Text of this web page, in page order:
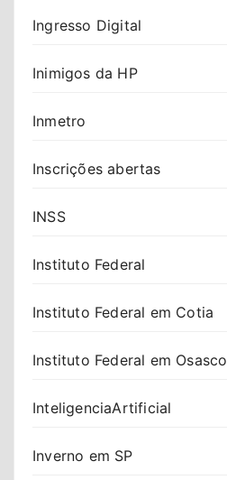
Ingresso Digital
Inimigos da HP
Inmetro
Inscrições abertas
INSS
Instituto Federal
Instituto Federal em Cotia
Instituto Federal em Osasco
InteligenciaArtificial
Inverno em SP